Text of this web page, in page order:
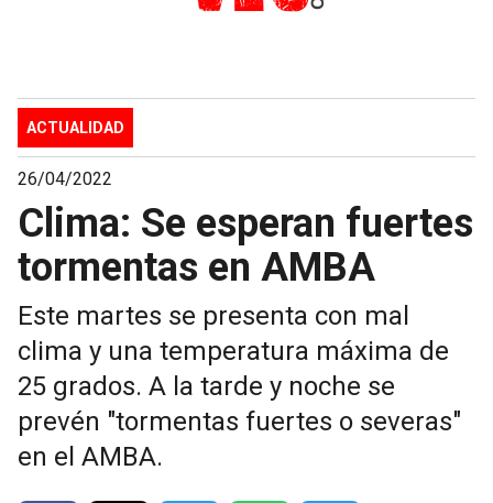
ACTUALIDAD
26/04/2022
Clima: Se esperan fuertes
tormentas en AMBA
Este martes se presenta con mal
clima y una temperatura máxima de
25 grados. A la tarde y noche se
prevén "tormentas fuertes o severas"
en el AMBA.